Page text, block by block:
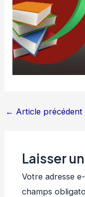
← Article précédent
Laisser
Votre adresse
champs